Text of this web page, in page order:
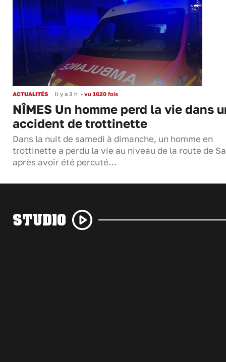
ACTUALITÉS Il y a 3 h • vu 1620 fois
NÎMES Un homme perd la vie dans
accident de trottinette
Dans la nuit de samedi à dimanche, un homme en
trottinette a perdu la vie au niveau de la route de
après avoir été percuté…
STUDIO